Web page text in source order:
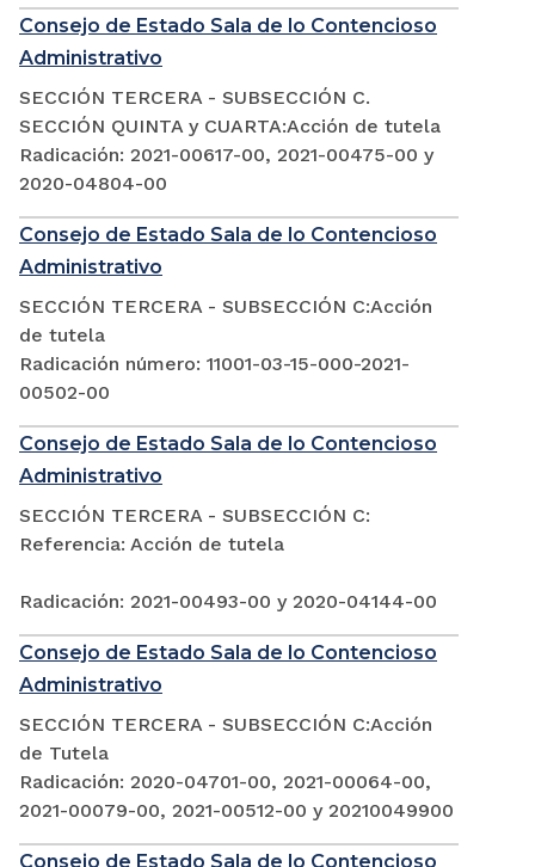
Consejo de Estado Sala de lo Contencioso
Administrativo
SECCIÓN TERCERA - SUBSECCIÓN C.
SECCIÓN QUINTA y CUARTA:Acción de tutela
Radicación: 2021-00617-00, 2021-00475-00 y
2020-04804-00
Consejo de Estado Sala de lo Contencioso
Administrativo
SECCIÓN TERCERA - SUBSECCIÓN C:Acción
de tutela
Radicación número: 11001-03-15-000-2021-
00502-00
Consejo de Estado Sala de lo Contencioso
Administrativo
SECCIÓN TERCERA - SUBSECCIÓN C:
Referencia: Acción de tutela
Radicación: 2021-00493-00 y 2020-04144-00
Consejo de Estado Sala de lo Contencioso
Administrativo
SECCIÓN TERCERA - SUBSECCIÓN C:Acción
de Tutela
Radicación: 2020-04701-00, 2021-00064-00,
2021-00079-00, 2021-00512-00 y 20210049900
Consejo de Estado Sala de lo Contencioso